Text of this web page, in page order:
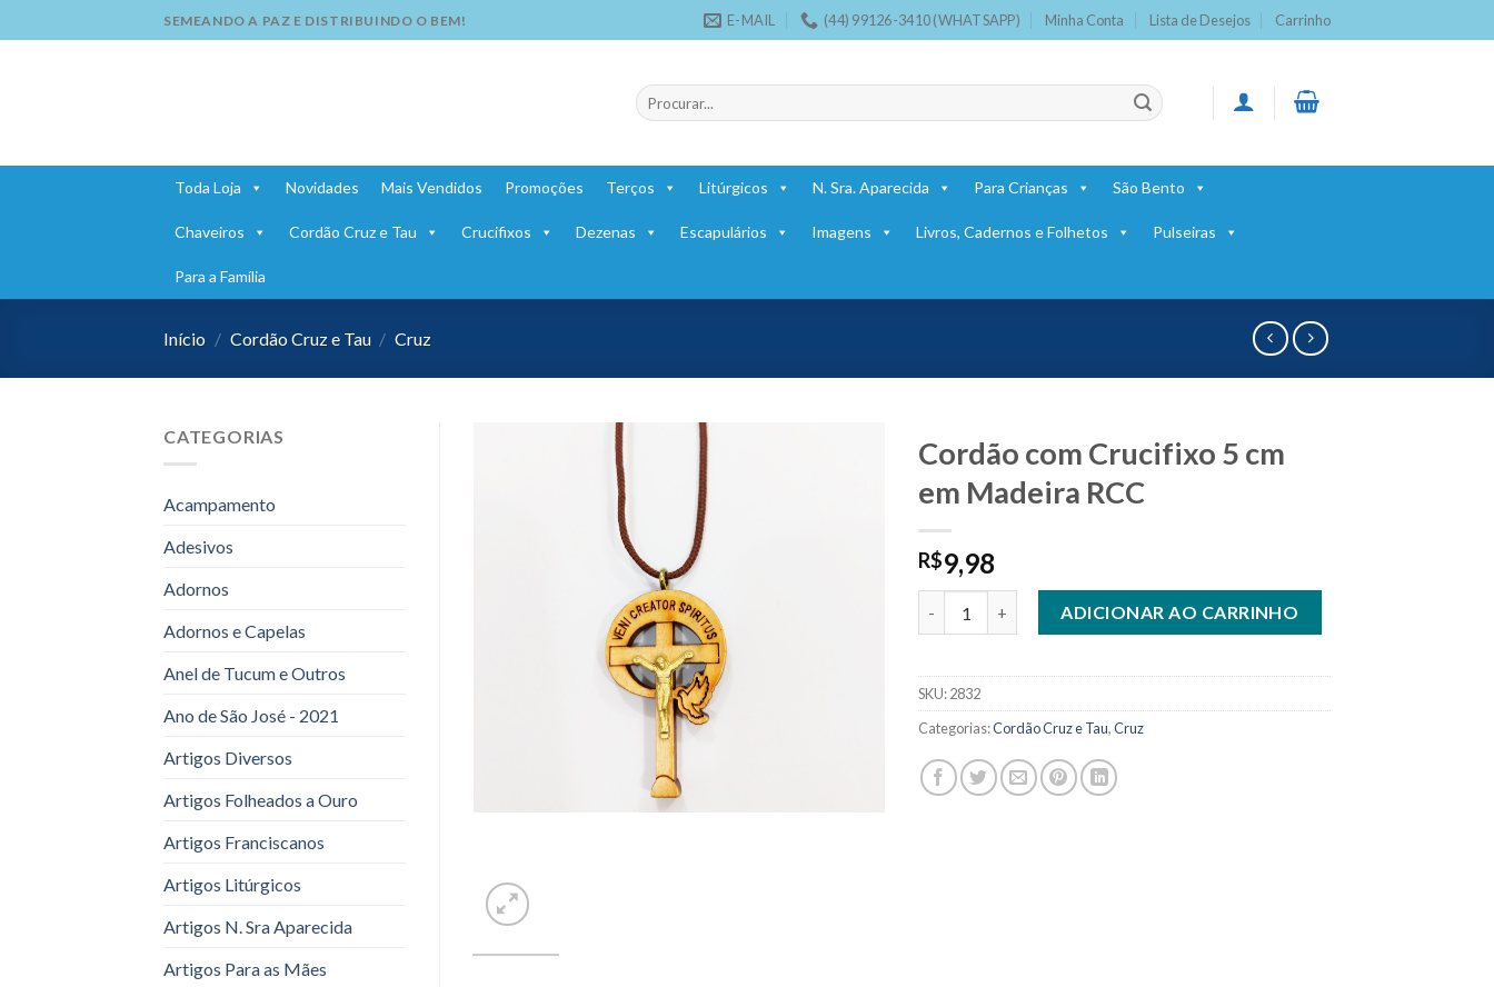
to
SEMEANDO A PAZ E DISTRIBUINDO O BEM! E-MAIL (44) 99126-3410 (WHATSAPP) Minha Conta Lista de Desejos Carrinho
Pesquisar
por:
Toda Loja Novidades Mais Vendidos Promoções Terços Litúrgicos N. Sra. Aparecida Para Crianças São Bento
Chaveiros Cordão Cruz e Tau Crucifixos Dezenas Escapulários Imagens Livros, Cadernos e Folhetos Pulseiras
Para a Família
Início / Cordão Cruz e Tau / Cruz
CATEGORIAS
Acampamento
Adesivos
Adornos
Adornos e Capelas
Anel de Tucum e Outros
Ano de São José - 2021
Artigos Diversos
Artigos Folheados a Ouro
Artigos Franciscanos
Artigos Litúrgicos
Artigos N. Sra Aparecida
Artigos Para as Mães
Cordão com Crucifixo 5 cm
em Madeira RCC
R$9,98
ADICIONAR AO CARRINHO
SKU:2832
Categorias:Cordão Cruz e Tau,Cruz